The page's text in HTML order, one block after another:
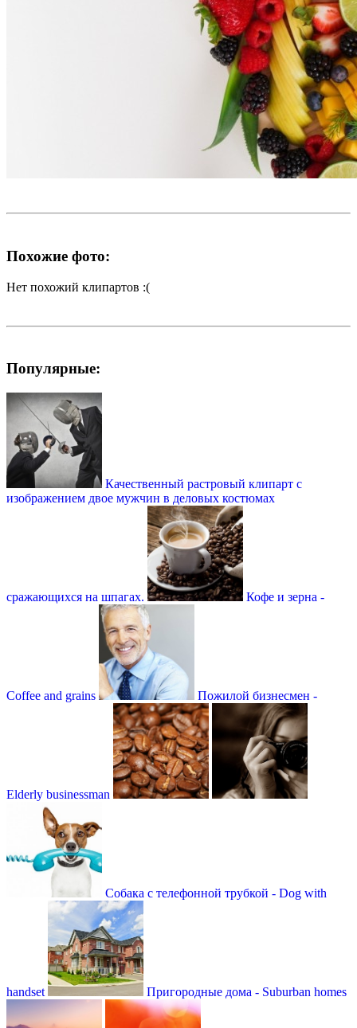
Похожие фото:
Нет похожий клипартов :(
Популярные:
Качественный растровый клипарт с
изображением двое мужчин в деловых костюмах
сражающихся на шпагах. Кофе и зерна -
Coffee and grains Пожилой бизнесмен -
Elderly businessman
Собака с телефонной трубкой - Dog with
handset Пригородные дома - Suburban homes